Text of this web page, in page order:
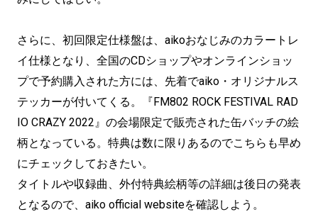
さらに、初回限定仕様盤は、aikoおなじみのカラートレ
イ仕様となり、全国のCDショップやオンラインショッ
プで予約購入された方には、先着でaiko・オリジナルス
テッカーが付いてくる。『FM802 ROCK FESTIVAL RAD
IO CRAZY 2022』の会場限定で販売された缶バッチの絵
柄となっている。特典は数に限りあるのでこちらも早め
にチェックしておきたい。
タイトルや収録曲、外付特典絵柄等の詳細は後日の発表
となるので、aiko official websiteを確認しよう。